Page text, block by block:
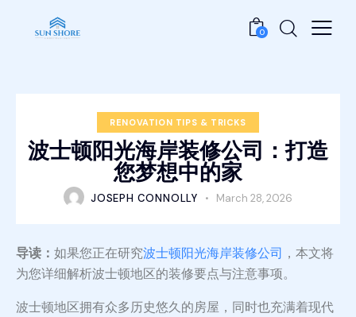
0
RENOVATION TIPS & TRICKS
波士顿阳光海岸装修公司：打造
您梦想中的家
JOSEPH CONNOLLY March 28, 2026
导读： 如果您正在研究波士顿阳光海岸装修公司 ，本文将
为您详细解析波士顿地区的装修要点与注意事项。
波士顿地区拥有众多历史悠久的房屋，同时也充满着现代